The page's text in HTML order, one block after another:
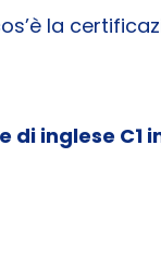
la
inglese C1